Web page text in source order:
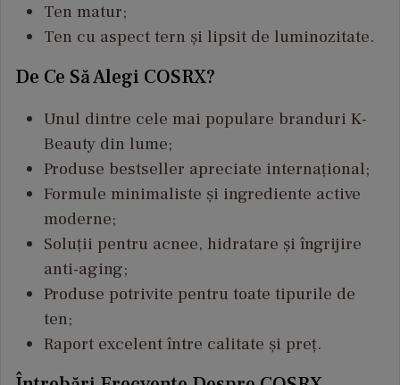
Ten matur;
Ten cu aspect tern și lipsit de luminozitate.
De Ce Să Alegi COSRX?
Unul dintre cele mai populare branduri K-
Beauty din lume;
Produse bestseller apreciate internațional;
Formule minimaliste și ingrediente active
moderne;
Soluții pentru acnee, hidratare și îngrijire
anti-aging;
Produse potrivite pentru toate tipurile de
ten;
Raport excelent între calitate și preț.